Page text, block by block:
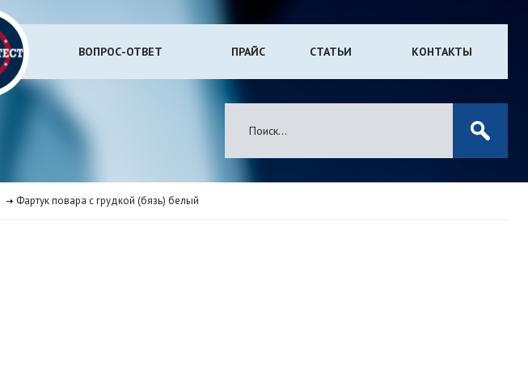
ВОПРОС-ОТВЕТ ПРАЙС СТАТЬИ КОНТАКТЫ
Фартук повара с грудкой (бязь) белый